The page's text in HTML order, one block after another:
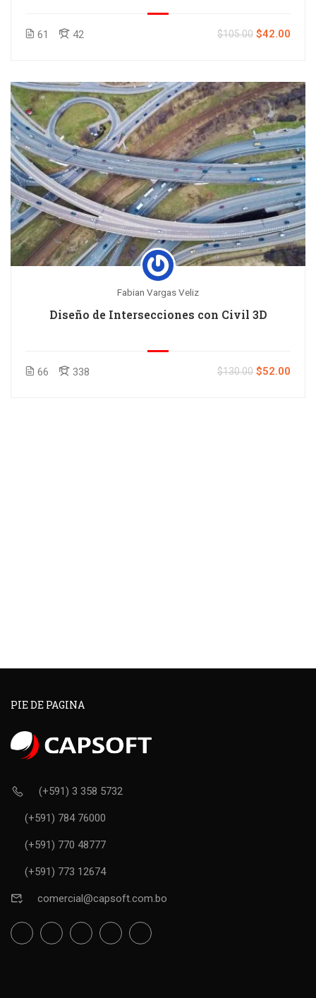
61 42 $105.00 $42.00
Fabian Vargas Veliz
Diseño de Intersecciones con Civil 3D
66 338 $130.00 $52.00
PIE DE PAGINA
(+591) 3 358 5732
(+591) 784 76000
(+591) 770 48777
(+591) 773 12674
comercial@capsoft.com.bo